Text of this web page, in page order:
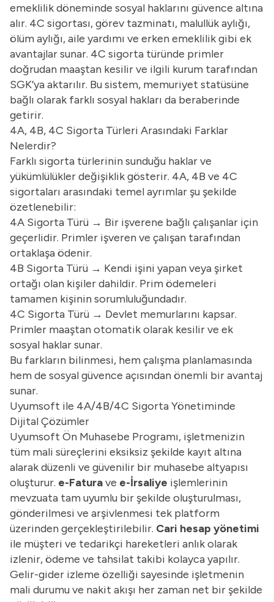
emeklilik döneminde sosyal haklarını güvence altına
alır. 4C sigortası, görev tazminatı, malullük aylığı,
ölüm aylığı, aile yardımı ve erken emeklilik gibi ek
avantajlar sunar. 4C sigorta türünde primler
doğrudan maaştan kesilir ve ilgili kurum tarafından
SGK’ya aktarılır. Bu sistem, memuriyet statüsüne
bağlı olarak farklı sosyal hakları da beraberinde
getirir.
4A, 4B, 4C Sigorta Türleri Arasındaki Farklar
Nelerdir?
Farklı sigorta türlerinin sunduğu haklar ve
yükümlülükler değişiklik gösterir. 4A, 4B ve 4C
sigortaları arasındaki temel ayrımlar şu şekilde
özetlenebilir:
4A Sigorta Türü → Bir işverene bağlı çalışanlar için
geçerlidir. Primler işveren ve çalışan tarafından
ortaklaşa ödenir.
4B Sigorta Türü → Kendi işini yapan veya şirket
ortağı olan kişiler dahildir. Prim ödemeleri
tamamen kişinin sorumluluğundadır.
4C Sigorta Türü → Devlet memurlarını kapsar.
Primler maaştan otomatik olarak kesilir ve ek
sosyal haklar sunar.
Bu farkların bilinmesi, hem çalışma planlamasında
hem de sosyal güvence açısından önemli bir avantaj
sunar.
Uyumsoft ile 4A/4B/4C Sigorta Yönetiminde
Dijital Çözümler
Uyumsoft Ön Muhasebe Programı, işletmenizin
tüm mali süreçlerini eksiksiz şekilde kayıt altına
alarak düzenli ve güvenilir bir muhasebe altyapısı
oluşturur. e-Faturave e-İrsaliye işlemlerinin
mevzuata tam uyumlu bir şekilde oluşturulması,
gönderilmesi ve arşivlenmesi tek platform
üzerinden gerçekleştirilebilir. Cari hesap yönetimi
ile müşteri ve tedarikçi hareketleri anlık olarak
izlenir, ödeme ve tahsilat takibi kolayca yapılır.
Gelir-gider izleme özelliği sayesinde işletmenin
mali durumu ve nakit akışı her zaman net bir şekilde